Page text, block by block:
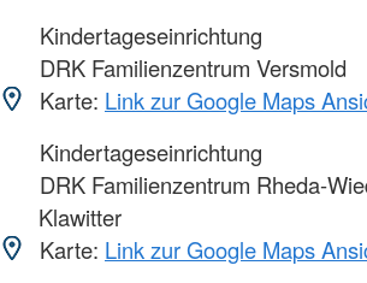
Kindertageseinrichtung
DRK Familienzentrum Versmold
Karte: Link zur Google Maps
Kindertageseinrichtung
DRK Familienzentrum Rheda-
Klawitter
Karte: Link zur Google Maps